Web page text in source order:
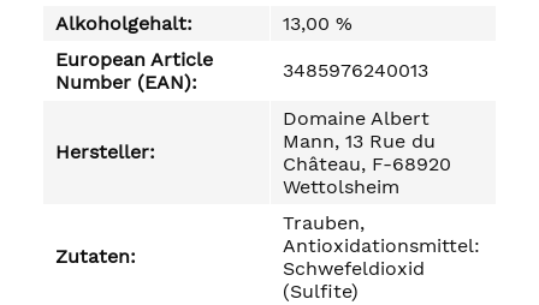
Alkoholgehalt:
13,00 %
European Article
Number (EAN):
3485976240013
Hersteller:
Domaine Albert
Mann, 13 Rue du
Château, F-68920
Wettolsheim
Zutaten:
Trauben,
Antioxidationsmittel:
Schwefeldioxid
(Sulfite)